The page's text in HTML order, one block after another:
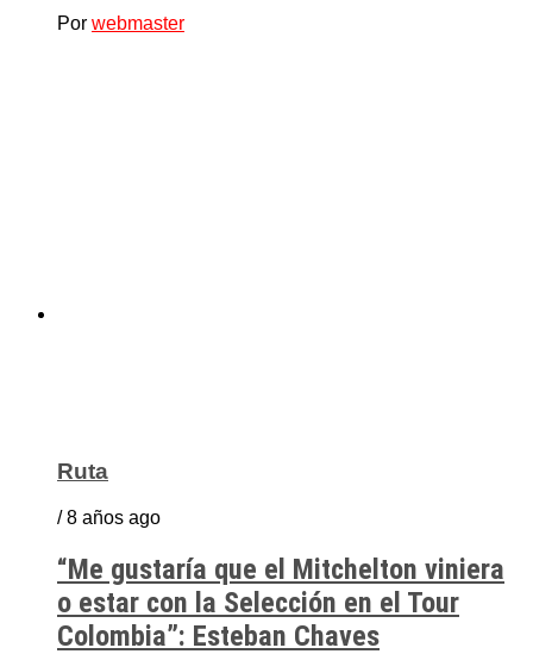
Por webmaster
Ruta
/ 8 años ago
“Me gustaría que el Mitchelton viniera
o estar con la Selección en el Tour
Colombia”: Esteban Chaves